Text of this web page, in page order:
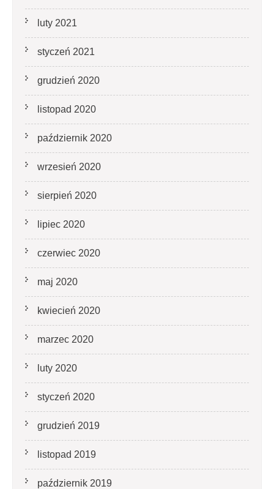
luty 2021
styczeń 2021
grudzień 2020
listopad 2020
październik 2020
wrzesień 2020
sierpień 2020
lipiec 2020
czerwiec 2020
maj 2020
kwiecień 2020
marzec 2020
luty 2020
styczeń 2020
grudzień 2019
listopad 2019
październik 2019